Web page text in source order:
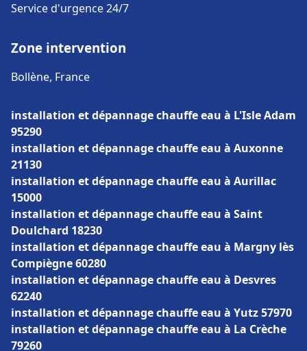
Service d'urgence 24/7
Zone intervention
Bollène, France
installation et dépannage chauffe eau à L'Isle Adam
95290
installation et dépannage chauffe eau à Auxonne
21130
installation et dépannage chauffe eau à Aurillac
15000
installation et dépannage chauffe eau à Saint
Doulchard 18230
installation et dépannage chauffe eau à Margny lès
Compiègne 60280
installation et dépannage chauffe eau à Desvres
62240
installation et dépannage chauffe eau à Yutz 57970
installation et dépannage chauffe eau à La Crèche
79260